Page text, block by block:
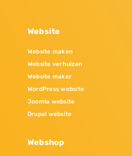
Website
Website maken
Website verhuizen
Website maker
WordPress website
Joomla website
Drupal website
Webshop